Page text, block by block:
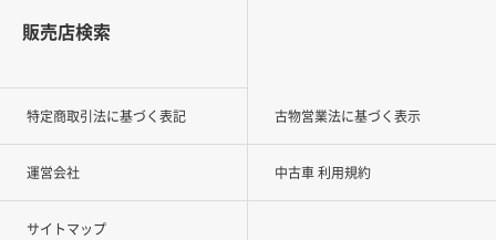
販売店検索
特定商取引法に基づく表記 古物営業法に基づく表示
運営会社 中古車 利用規約
サイトマップ